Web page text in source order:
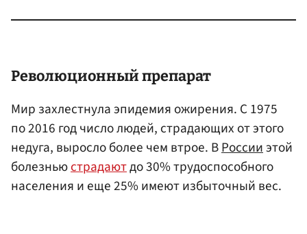
Революционный препарат
Мир захлестнула эпидемия ожирения. С 1975
по 2016 год число людей, страдающих от этого
недуга, выросло более чем втрое. ВРоссииэтой
болезньюстрадаютдо 30% трудоспособного
населения и еще 25% имеют избыточный вес.